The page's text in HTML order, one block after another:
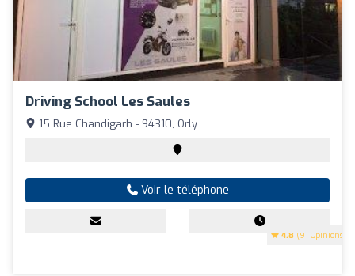
Driving School Les Saules
4.8 (91 Opinions)
15 Rue Chandigarh - 94310, Orly
Voir le téléphone